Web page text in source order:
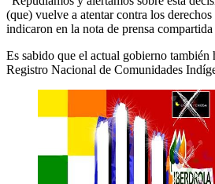
(que) vuelve a atentar contra los
indicaron en la nota de prensa
Es sabido que el actual gobierno también
Registro Nacional de Comunidades